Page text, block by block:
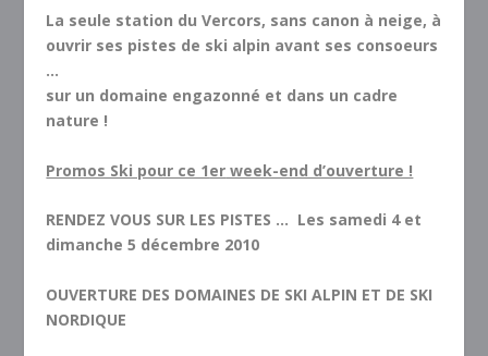
La seule station du Vercors, sans canon à neige, à
ouvrir ses pistes de ski alpin avant ses consoeurs
…
sur un domaine engazonné et dans un cadre
nature !
Promos Ski pour ce 1er week-end d’ouverture !
RENDEZ VOUS SUR LES PISTES … Les samedi 4 et
dimanche 5 décembre 2010
OUVERTURE DES DOMAINES DE SKI ALPIN ET DE SKI
NORDIQUE